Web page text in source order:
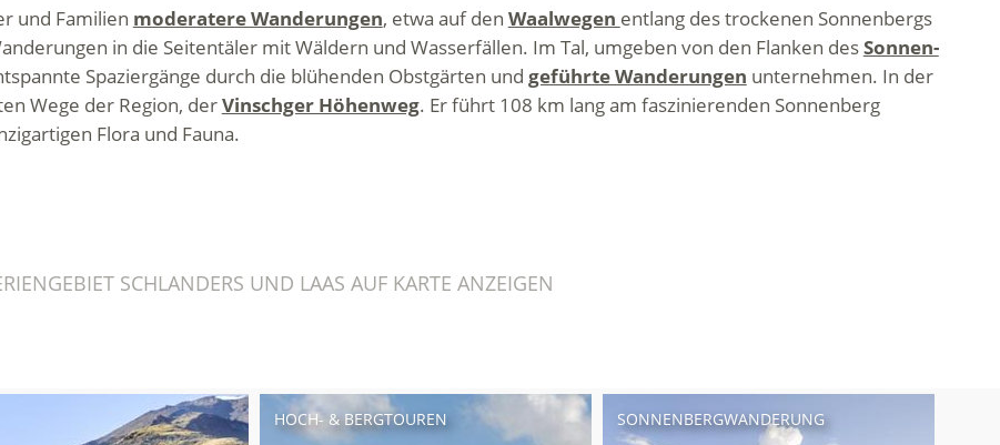
und Familien moderatere Wanderungen, etwa auf den Waalwegen entlang des trockenen Sonnenbergs
in die Seitentäler mit Wäldern und Wasserfällen. Im Tal, umgeben von den Flanken desSonnen-
Spaziergänge durch die blühenden Obstgärten und geführte Wanderungen unternehmen. In der
Wege der Region, derVinschger Höhenweg. Er führt 108 km lang am faszinierenden Sonnenberg
Flora und Fauna.
SCHLANDERS UND LAAS AUF KARTE ANZEIGEN
HOCH- & BERGTOUREN SONNENBERGWANDERUNG